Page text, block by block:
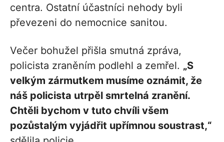
centra. Ostatní účastníci nehody byli
převezeni do nemocnice sanitou.
Večer bohužel přišla smutná zpráva,
policista zraněním podlehl a zemřel. „S
velkým zármutkem musíme oznámit, že
náš policista utrpěl smrtelná zranění.
Chtěli bychom v tuto chvíli všem
pozůstalým vyjádřit upřímnou soustrast,“